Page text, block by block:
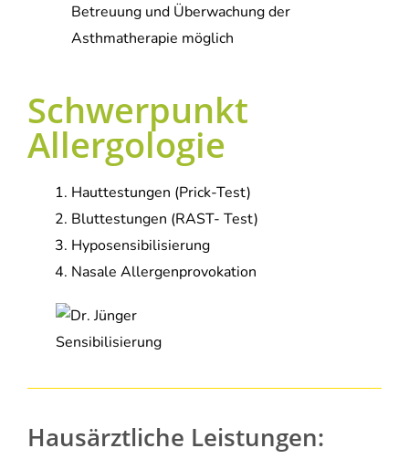
Betreuung und Überwachung der
Asthmatherapie möglich
Schwerpunkt
Allergologie
Hauttestungen (Prick-Test)
Bluttestungen (RAST- Test)
Hyposensibilisierung
Nasale Allergenprovokation
Hausärztliche Leistungen: